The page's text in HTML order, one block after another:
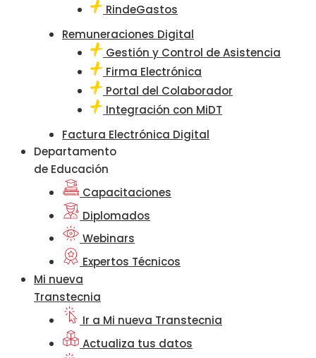
RindeGastos
Remuneraciones Digital
Gestión y Control de Asistencia
Firma Electrónica
Portal del Colaborador
Integración con MiDT
Factura Electrónica Digital
Departamento
de Educación
Capacitaciones
Diplomados
Webinars
Expertos Técnicos
Mi nueva
Transtecnia
Ir a Mi nueva Transtecnia
Actualiza tus datos